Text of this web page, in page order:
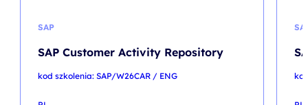
SAP
SAP Customer Activity Repository
kod szkolenia: SAP/W26CAR / ENG